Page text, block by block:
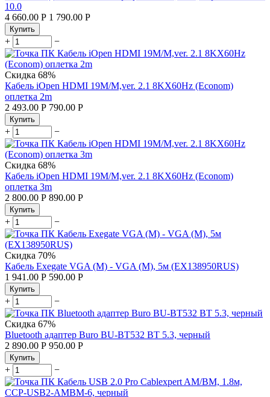
10.0
4 660.00 Р 1 790.00 Р
Купить
+ −
Скидка 68%
Кабель iOpen HDMI 19M/M,ver. 2.1 8KX60Hz (Econom)
оплетка 2m
2 493.00 Р 790.00 Р
Купить
+ −
Скидка 68%
Кабель iOpen HDMI 19M/M,ver. 2.1 8KX60Hz (Econom)
оплетка 3m
2 800.00 Р 890.00 Р
Купить
+ −
Скидка 70%
Кабель Exegate VGA (M) - VGA (M), 5м (EX138950RUS)
1 941.00 Р 590.00 Р
Купить
+ −
Скидка 67%
Bluetooth адаптер Buro BU-BT532 BT 5.3, черный
2 890.00 Р 950.00 Р
Купить
+ −